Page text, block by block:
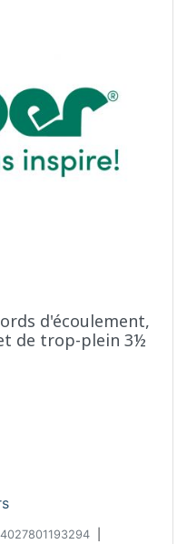
d'écoulement,
de trop-plein 3½
4027801193294